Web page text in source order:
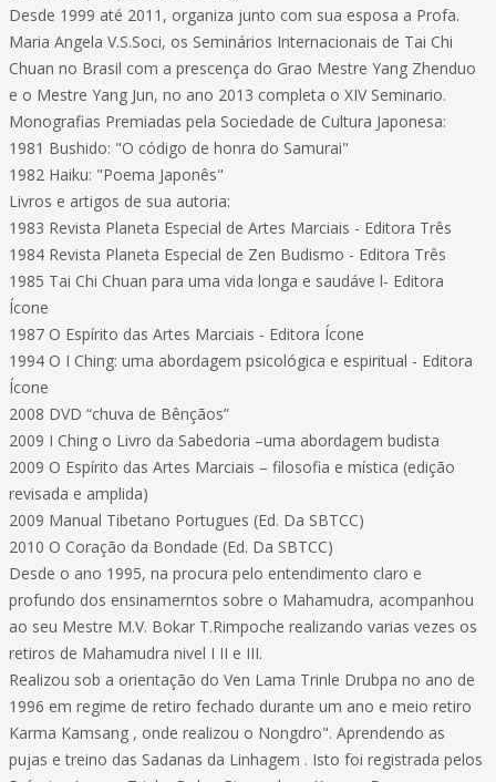
Desde 1999 até 2011, organiza junto com sua esposa a Profa.
Maria Angela V.S.Soci, os Seminários Internacionais de Tai Chi
Chuan no Brasil com a prescença do Grao Mestre Yang Zhenduo
e o Mestre Yang Jun, no ano 2013 completa o XIV Seminario.
Monografias Premiadas pela Sociedade de Cultura Japonesa:
1981 Bushido: "O código de honra do Samurai"
1982 Haiku: "Poema Japonês"
Livros e artigos de sua autoria:
1983 Revista Planeta Especial de Artes Marciais - Editora Três
1984 Revista Planeta Especial de Zen Budismo - Editora Três
1985 Tai Chi Chuan para uma vida longa e saudáve l- Editora
Ícone
1987 O Espírito das Artes Marciais - Editora Ícone
1994 O I Ching: uma abordagem psicológica e espiritual - Editora
Ícone
2008 DVD “chuva de Bênçãos”
2009 I Ching o Livro da Sabedoria –uma abordagem budista
2009 O Espírito das Artes Marciais – filosofia e mística (edição
revisada e amplida)
2009 Manual Tibetano Portugues (Ed. Da SBTCC)
2010 O Coração da Bondade (Ed. Da SBTCC)
Desde o ano 1995, na procura pelo entendimento claro e
profundo dos ensinamerntos sobre o Mahamudra, acompanhou
ao seu Mestre M.V. Bokar T.Rimpoche realizando varias vezes os
retiros de Mahamudra nivel I II e III.
Realizou sob a orientação do Ven Lama Trinle Drubpa no ano de
1996 em regime de retiro fechado durante um ano e meio retiro
Karma Kamsang , onde realizou o Nongdro". Aprendendo as
pujas e treino das Sadanas da Linhagem . Isto foi registrada pelos